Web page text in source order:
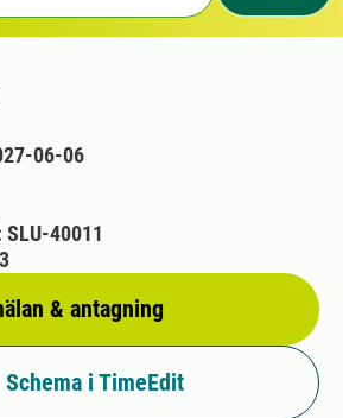
06-06
& antagning
40011
Schema i TimeEdit